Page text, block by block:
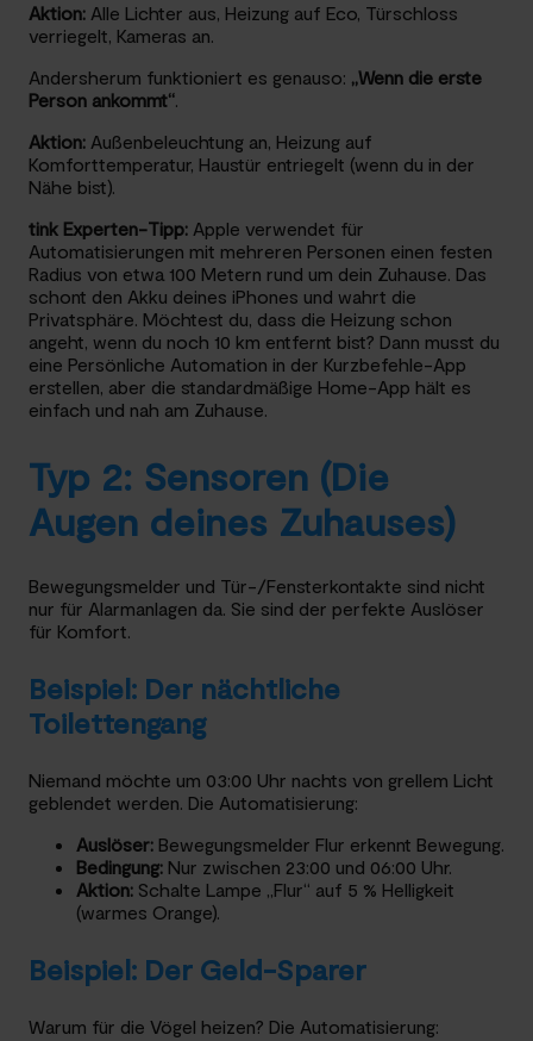
Aktion: Alle Lichter aus, Heizung auf Eco, Türschloss
verriegelt, Kameras an.
Andersherum funktioniert es genauso: „Wenn die erste
Person ankommt“.
Aktion: Außenbeleuchtung an, Heizung auf
Komforttemperatur, Haustür entriegelt (wenn du in der
Nähe bist).
tink Experten-Tipp: Apple verwendet für
Automatisierungen mit mehreren Personen einen festen
Radius von etwa 100 Metern rund um dein Zuhause. Das
schont den Akku deines iPhones und wahrt die
Privatsphäre. Möchtest du, dass die Heizung schon
angeht, wenn du noch 10 km entfernt bist? Dann musst du
eine Persönliche Automation in der Kurzbefehle-App
erstellen, aber die standardmäßige Home-App hält es
einfach und nah am Zuhause.
Typ 2: Sensoren (Die
Augen deines Zuhauses)
Bewegungsmelder und Tür-/Fensterkontakte sind nicht
nur für Alarmanlagen da. Sie sind der perfekte Auslöser
für Komfort.
Beispiel: Der nächtliche
Toilettengang
Niemand möchte um 03:00 Uhr nachts von grellem Licht
geblendet werden. Die Automatisierung:
Auslöser: Bewegungsmelder Flur erkennt Bewegung.
Bedingung: Nur zwischen 23:00 und 06:00 Uhr.
Aktion: Schalte Lampe „Flur“ auf 5 % Helligkeit
(warmes Orange).
Beispiel: Der Geld-Sparer
Warum für die Vögel heizen? Die Automatisierung: